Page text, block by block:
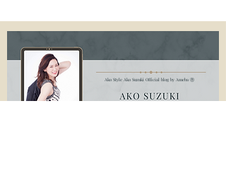
Ako Style Ako Suzuki Official blog by Ameba Ⓡ